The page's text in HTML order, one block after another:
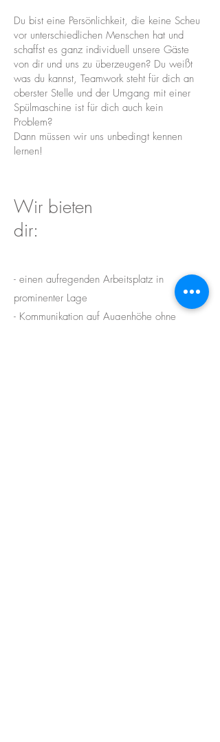
Du bist eine Persönlichkeit, die keine Scheu
vor unterschiedlichen Menschen hat und
schaffst es ganz individuell unsere Gäste
von dir und uns zu überzeugen? Du weißt
was du kannst, Teamwork steht für dich an
oberster Stelle und der Umgang mit einer
Spülmaschine ist für dich auch kein
Problem?
Dann müssen wir uns unbedingt kennen
lernen!
Wir bieten
dir:
- einen aufregenden Arbeitsplatz in
prominenter Lage
- Kommunikation auf Augenhöhe ohne